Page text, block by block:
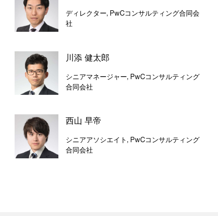
ディレクター, PwCコンサルティング合同会
社
川添 健太郎
シニアマネージャー, PwCコンサルティング
合同会社
西山 早帝
シニアアソシエイト, PwCコンサルティング
合同会社